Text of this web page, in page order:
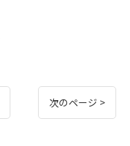
次のページ >